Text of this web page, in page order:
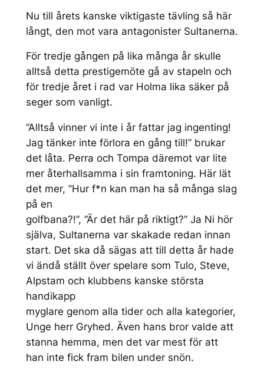
Nu till årets kanske viktigaste tävling så här
långt, den mot vara antagonister Sultanerna.
För tredje gången på lika många år skulle
alltså detta prestigemöte gå av stapeln och
för tredje året i rad var Holma lika säker på
seger som vanligt.
“Alltså vinner vi inte i år fattar jag ingenting!
Jag tänker inte förlora en gång till!” brukar
det låta. Perra och Tompa däremot var lite
mer återhallsamma i sin framtoning. Här lät
det mer, ”Hur f*n kan man ha så många slag
på en
golfbana?!”, “Är det här på riktigt?” Ja Ni hör
själva, Sultanerna var skakade redan innan
start. Det ska då sägas att till detta år hade
vi ändå ställt över spelare som Tulo, Steve,
Alpstam och klubbens kanske största
handikapp
myglare genom alla tider och alla kategorier,
Unge herr Gryhed. Även hans bror valde att
stanna hemma, men det var mest för att
han inte fick fram bilen under snön.